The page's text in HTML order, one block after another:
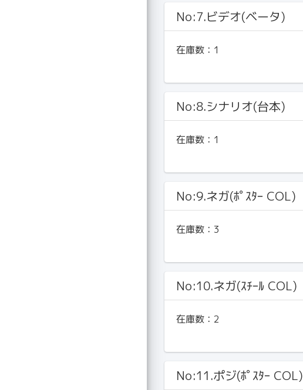
No:7.ビデオ(ベータ)
在庫数： 1
No:8.シナリオ(台本)
在庫数： 1
No:9.ネガ(ﾎﾟｽﾀｰ COL)
在庫数： 3
No:10.ネガ(ｽﾁｰﾙ COL)
在庫数： 2
No:11.ポジ(ﾎﾟｽﾀｰ COL)